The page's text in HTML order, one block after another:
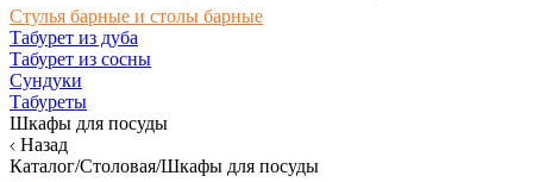
Стулья барные и столы барные
Табурет из дуба
Табурет из сосны
Сундуки
Табуреты
Шкафы для посуды
Назад
Каталог/Столовая/Шкафы для посуды